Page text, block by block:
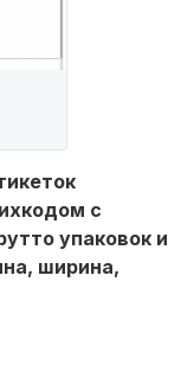
с
упаковок и
ширина,